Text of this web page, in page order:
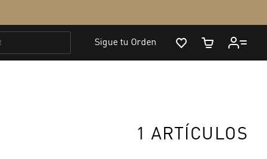
1 ARTÍCULOS